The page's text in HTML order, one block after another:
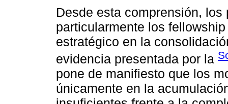
Desde esta comprensión,
particularmente los
estratégico en la
evidencia presentada por la
pone de manifiesto que los
únicamente en la